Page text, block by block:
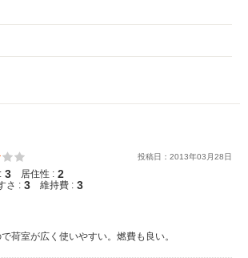
投稿日： 2013年03 月28日
3 居住性 : 2
さ : 3 維持費 : 3
荷室が広く使いやすい。燃費も良い。